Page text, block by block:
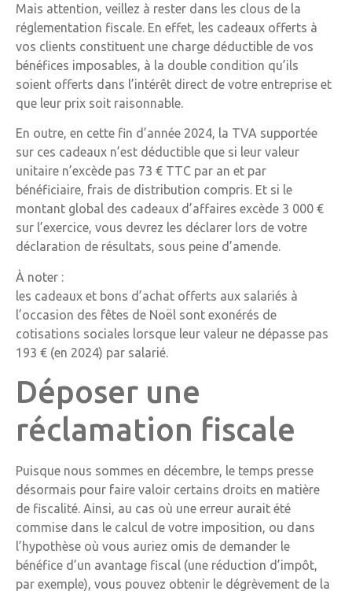
Mais attention, veillez à rester dans les clous de la
réglementation fiscale. En effet, les cadeaux offerts à
vos clients constituent une charge déductible de vos
bénéfices imposables, à la double condition qu’ils
soient offerts dans l’intérêt direct de votre entreprise et
que leur prix soit raisonnable.
En outre, en cette fin d’année 2024, la TVA supportée
sur ces cadeaux n’est déductible que si leur valeur
unitaire n’excède pas 73 € TTC par an et par
bénéficiaire, frais de distribution compris. Et si le
montant global des cadeaux d’affaires excède 3 000 €
sur l’exercice, vous devrez les déclarer lors de votre
déclaration de résultats, sous peine d’amende.
À noter :
les cadeaux et bons d’achat offerts aux salariés à
l’occasion des fêtes de Noël sont exonérés de
cotisations sociales lorsque leur valeur ne dépasse pas
193 € (en 2024) par salarié.
Déposer une
réclamation fiscale
Puisque nous sommes en décembre, le temps presse
désormais pour faire valoir certains droits en matière
de fiscalité. Ainsi, au cas où une erreur aurait été
commise dans le calcul de votre imposition, ou dans
l’hypothèse où vous auriez omis de demander le
bénéfice d’un avantage fiscal (une réduction d’impôt,
par exemple), vous pouvez obtenir le dégrèvement de la